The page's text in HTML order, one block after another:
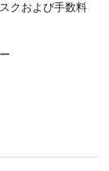
クおよび手数料